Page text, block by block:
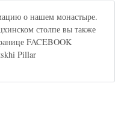
о нашем монастыре.
столпе вы также
FACEBOOK
Pillar